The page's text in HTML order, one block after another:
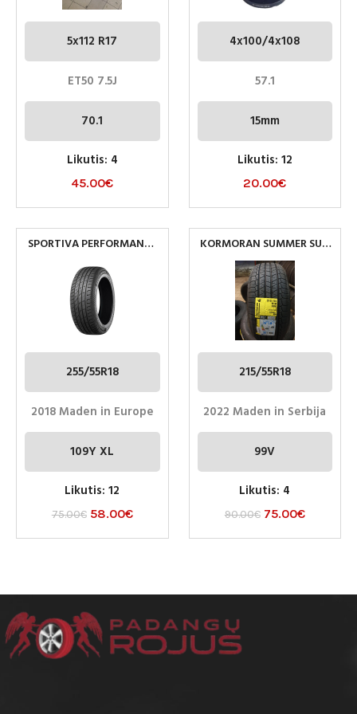
5x112 R17
ET50 7.5J
70.1
Likutis: 4
45.00€
4x100/4x108
57.1
15mm
Likutis: 12
20.00€
SPORTIVA PERFORMANCE
255/55R18
2018 Maden in Europe
109Y XL
Likutis: 12
75.00€ 58.00€
KORMORAN SUMMER SUV
215/55R18
215/55R18
2022 Maden in Serbija
99V
Likutis: 4
90.00€ 75.00€